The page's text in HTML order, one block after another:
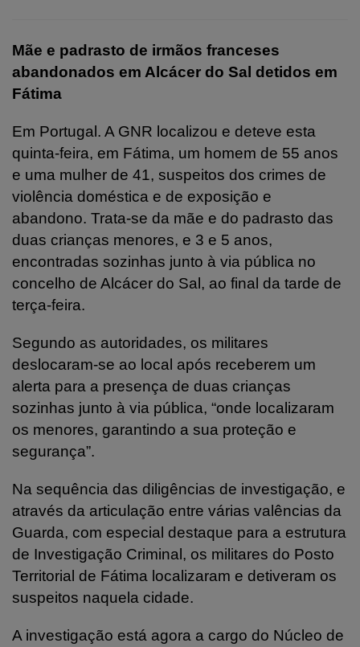
Mãe e padrasto de irmãos franceses
abandonados em Alcácer do Sal detidos em
Fátima
Em Portugal. A GNR localizou e deteve esta
quinta-feira, em Fátima, um homem de 55 anos
e uma mulher de 41, suspeitos dos crimes de
violência doméstica e de exposição e
abandono. Trata-se da mãe e do padrasto das
duas crianças menores, e 3 e 5 anos,
encontradas sozinhas junto à via pública no
concelho de Alcácer do Sal, ao final da tarde de
terça-feira.
Segundo as autoridades, os militares
deslocaram-se ao local após receberem um
alerta para a presença de duas crianças
sozinhas junto à via pública, “onde localizaram
os menores, garantindo a sua proteção e
segurança”.
Na sequência das diligências de investigação, e
através da articulação entre várias valências da
Guarda, com especial destaque para a estrutura
de Investigação Criminal, os militares do Posto
Territorial de Fátima localizaram e detiveram os
suspeitos naquela cidade.
A investigação está agora a cargo do Núcleo de